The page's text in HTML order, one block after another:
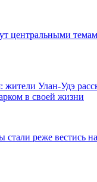
центральными
жители Улан-Удэ
в своей жизни
реже вестись